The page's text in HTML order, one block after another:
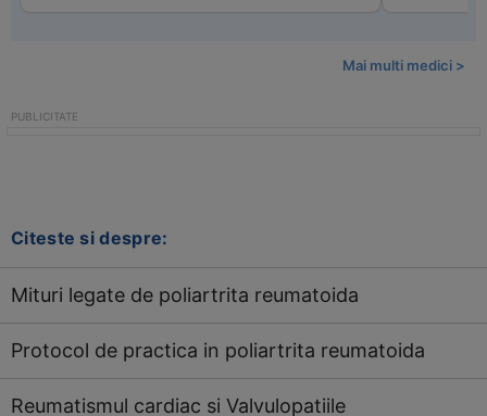
Mai multi medici >
Citeste si despre:
Mituri legate de poliartrita reumatoida
Protocol de practica in poliartrita reumatoida
Reumatismul cardiac si Valvulopatiile